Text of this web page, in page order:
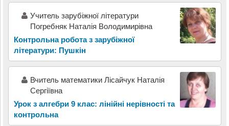
Учитель зарубіжної літератури
Погребняк Наталія Володимирівна
Контрольна робота з зарубіжної
літератури: Пушкін
Вчитель математики Лісайчук Наталія
Сергіївна
Урок з алгебри 9 клас: лінійні нерівності та
контрольна